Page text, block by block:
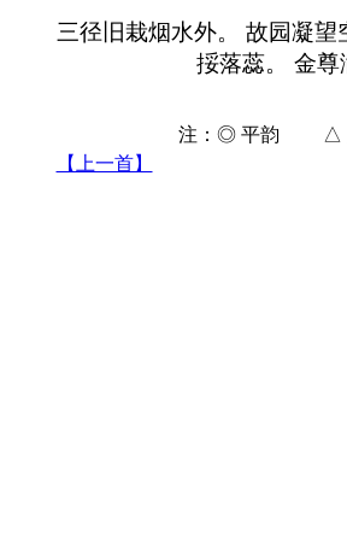
三径旧栽烟水外。 故园凝
挼落蕊。 金尊
注：◎ 平韵 △
【上一首】